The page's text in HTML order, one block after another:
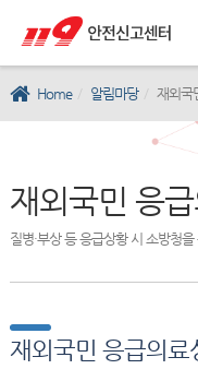
Home 알림마당 재외국
재외국민 응
질병·부상 등 응급상황 시 소방청
재외국민 응급의료